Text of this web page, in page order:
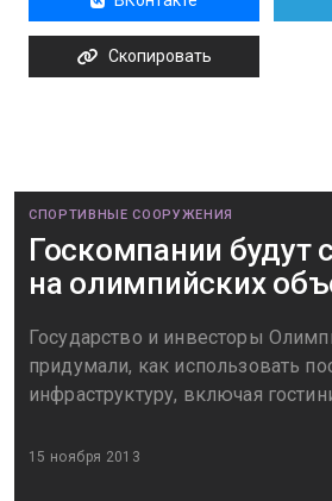
Скопировать
СПОРТИВНЫЕ СООРУЖЕНИЯ
Госкомпании будут
на олимпийских
Государство и инвесторы
придумали, как использовать
инфраструктуру, включая
15 ноября 2013